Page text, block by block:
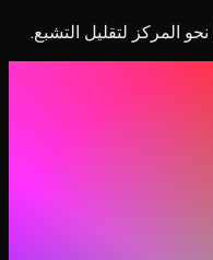
المركز لتقليل التشبع.